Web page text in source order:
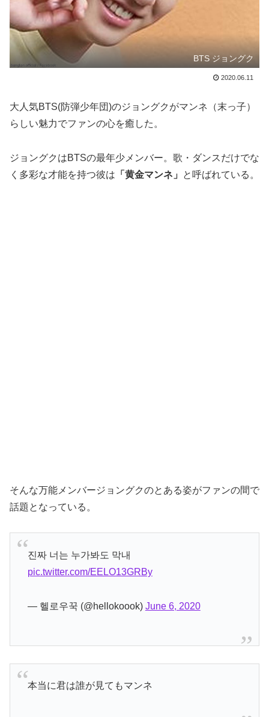
BTS ジョングク
2020.06.11
大人気BTS(防弾少年団)のジョングクがマンネ（末っ子）
らしい魅力でファンの心を癒した。
ジョングクはBTSの最年少メンバー。歌・ダンスだけでな
く多彩な才能を持つ彼は 「黄金マンネ」 と呼ばれている。
そんな万能メンバージョングクのとある姿がファンの間で
話題となっている。
진짜 너는 누가봐도 막내
pic.twitter.com/EELO13GRBy
— 헬로우꾹 (@hellokoook) June 6, 2020
本当に君は誰が見てもマンネ